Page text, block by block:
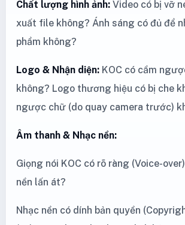
Chất lượng hình ảnh: Video có bị vỡ
xuất file không? Ánh sáng có đủ để
phẩm không?
Logo & Nhận diện: KOC có cầm
không? Logo thương hiệu có bị che
ngược chữ (do quay camera trước)
Âm thanh & Nhạc nền:
Giọng nói KOC có rõ ràng (Voice-
nền lấn át?
Nhạc nền có dính bản quyền